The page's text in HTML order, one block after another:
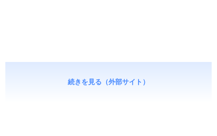
続きを見る（外部サイト）